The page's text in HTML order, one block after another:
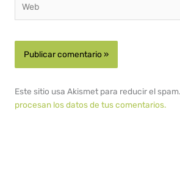
Este sitio usa Akismet para reducir el
procesan los datos de tus comentarios.